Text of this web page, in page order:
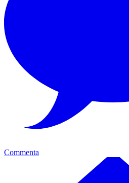
Commenta